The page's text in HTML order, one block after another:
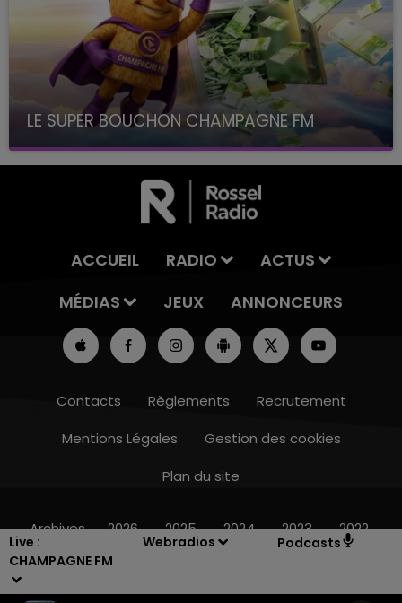
Live :
CHAMPAGNE FM
Webradios Podcasts
LE SUPER BOUCHON CHAMPAGNE FM
avec La Famille Champagne FM, à 8H10
ACCUEIL RADIO
ACTUS
MÉDIAS
JEUX ANNONCEURS
Contacts Règlements
Recrutement
Mentions Légales
Gestion des cookies
Plan du site
Archives 2026 2025 2024 2023 2022